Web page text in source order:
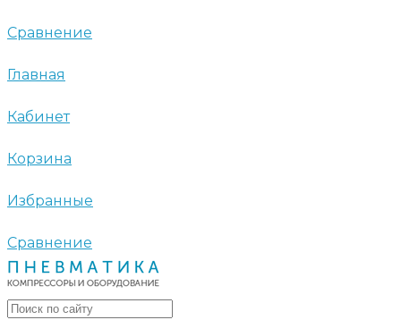
Сравнение
Главная
Кабинет
Корзина
Избранные
Сравнение